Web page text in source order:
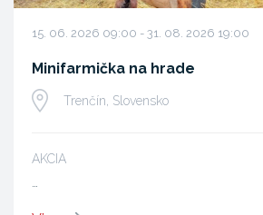
15. 06. 2026 09:00 - 31. 08. 2026 19:00
Minifarmička na hrade
Trenčín, Slovensko
AKCIA